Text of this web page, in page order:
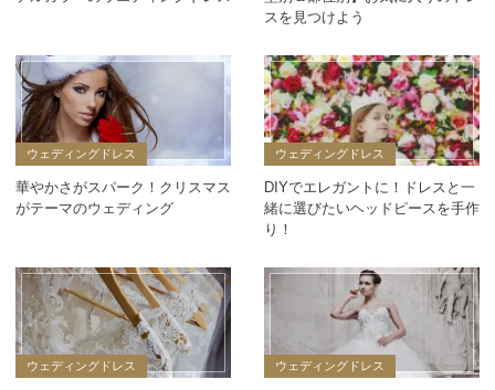
スを見つけよう
ウェディングドレス
華やかさがスパーク！クリスマス
がテーマのウェディング
ウェディングドレス
DIYでエレガントに！ドレスと一
緒に選びたいヘッドピースを手作
り！
ウェディングドレス ウェディングドレス